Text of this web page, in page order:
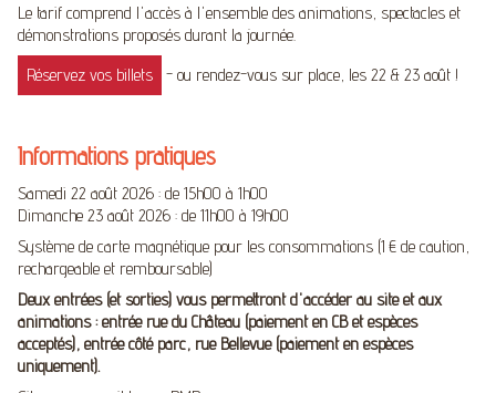
Le tarif comprend l'accès à l'ensemble des animations, spectacles et
démonstrations proposés durant la journée.
Réservez vos billets
- ou rendez-vous sur place, les 22 & 23 août !
Informations pratiques
Samedi 22 août 2026 : de 15h00 à 1h00
Dimanche 23 août 2026 : de 11h00 à 19h00
Système de carte magnétique pour les consommations (1 € de caution,
rechargeable et remboursable)
Deux entrées (et sorties) vous permettront d'accéder au site et aux
animations : entrée rue du Château (paiement en CB et espèces
acceptés), entrée côté parc, rue Bellevue (paiement en espèces
uniquement).